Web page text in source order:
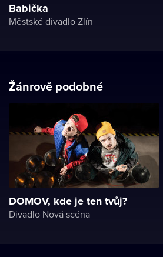
Babička
Městské divadlo Zlín
Žánrově podobné
DOMOV, kde je ten tvůj?
Divadlo Nová scéna